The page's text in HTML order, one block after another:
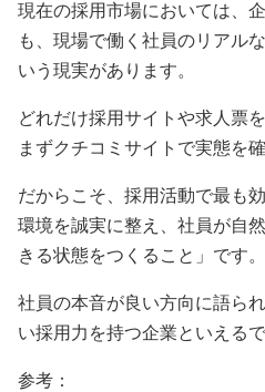
現在の採用市場においては、
も、現場で働く社員のリアル
いう現実があります。
どれだけ採用サイトや求人票
まずクチコミサイトで実態を確
だからこそ、採用活動で最も
環境を誠実に整え、社員が自
きる状態をつくること」です。
社員の本音が良い方向に語ら
い採用力を持つ企業といえるで
参考：